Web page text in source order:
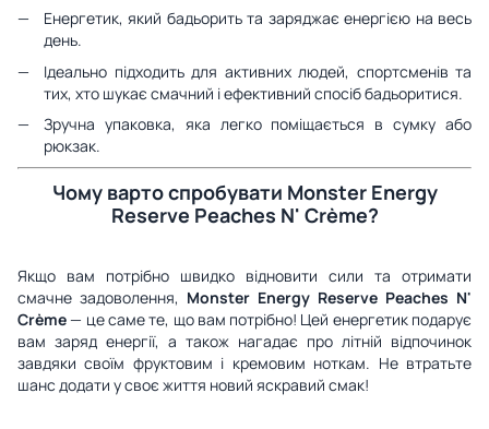
Енергетик, який бадьорить та заряджає енергією на весь
день.
Ідеально підходить для активних людей, спортсменів та
тих, хто шукає смачний і ефективний спосіб бадьоритися.
Зручна упаковка, яка легко поміщається в сумку або
рюкзак.
Чому варто спробувати Monster Energy
Reserve Peaches N' Crème?
Якщо вам потрібно швидко відновити сили та отримати
смачне задоволення, Monster Energy Reserve Peaches N'
Crème— це саме те, що вам потрібно! Цей енергетик подарує
вам заряд енергії, а також нагадає про літній відпочинок
завдяки своїм фруктовим і кремовим ноткам. Не втратьте
шанс додати у своє життя новий яскравий смак!